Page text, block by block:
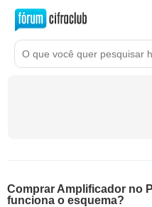
Comprar Amplificador no
funciona o esquema?